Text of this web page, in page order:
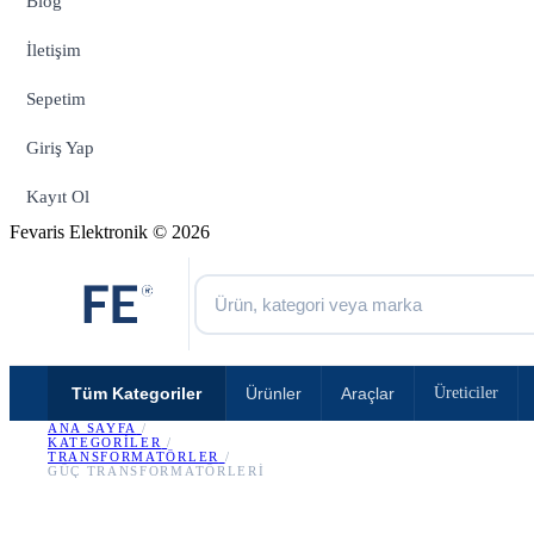
İletişim
Sepetim
Giriş Yap
Kayıt Ol
Fevaris Elektronik © 2026
Tüm Kategoriler Ürünler Araçlar Üreticiler
ANA SAYFA /
KATEGORILER /
TRANSFORMATÖRLER
/
GÜÇ TRANSFORMATÖRLERI